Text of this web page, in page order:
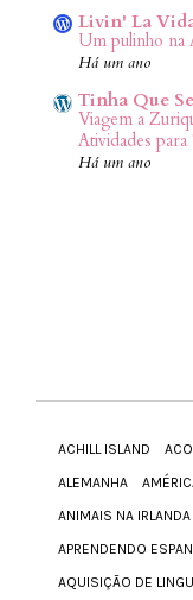
Livin' La
Um pulinho na
Há um ano
Tinha Que
Viagem a
Atividades
Há um ano
ACHILL ISLAND
ALEMANHA
ANIMAIS NA IRLANDA
APRENDENDO
AQUISIÇÃO DE